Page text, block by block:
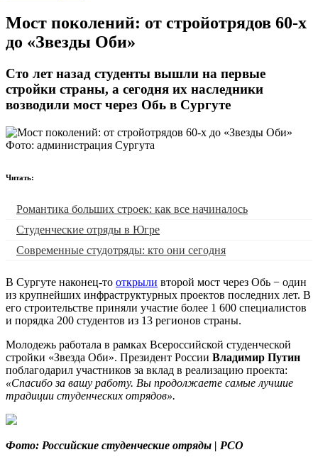
​Мост поколений: от стройотрядов 60-х
до «Звезды Оби»
Сто лет назад студенты вышли на первые
стройки страны, а сегодня их наследники
возводили мост через Обь в Сургуте
Фото: администрация Сургута
Читать:
Романтика больших строек: как все начиналось
Студенческие отряды в Югре
Современные студотряды: кто они сегодня
В Сургуте наконец-то открыли второй мост через Обь − один
из крупнейших инфраструктурных проектов последних лет. В
его строительстве приняли участие более 1 600 специалистов
и порядка 200 студентов из 13 регионов страны.
Молодежь работала в рамках Всероссийской студенческой
стройки «Звезда Оби». Президент России Владимир Путин
поблагодарил участников за вклад в реализацию проекта:
«Спасибо за вашу работу. Вы продолжаете самые лучшие
традиции студенческих отрядов».
Фото: Российские студенческие отряды | РСО